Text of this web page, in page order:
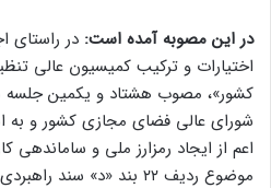
در این مصوبه آمده است:
اختیارات و ترکیب کمیسیون عالی
اعم از ایجاد رمزارز ملی و ساماندهی
موضوع ردیف ۲۲ بند «د»